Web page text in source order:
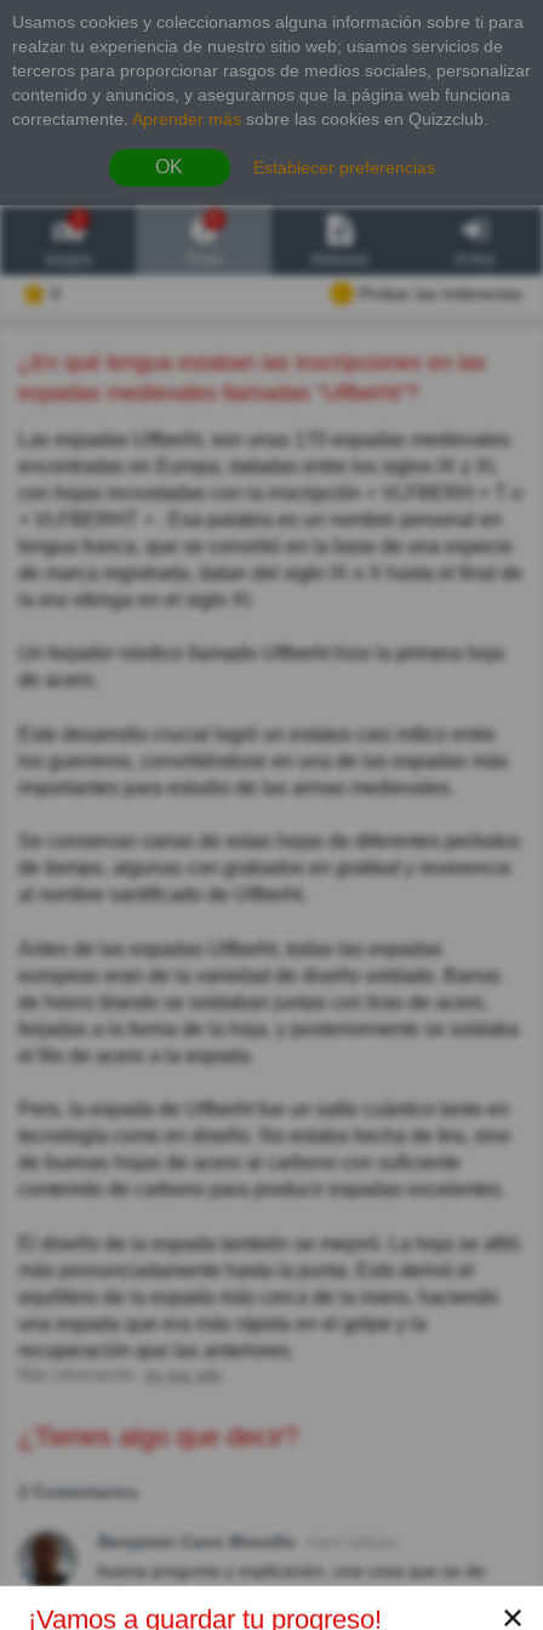
Usamos cookies y coleccionamos alguna información sobre ti para
realzar tu experiencia de nuestro sitio web; usamos servicios de
terceros para proporcionar rasgos de medios sociales, personalizar
contenido y anuncios, y asegurarnos que la página web funciona
correctamente. Aprender más sobre las cookies en Quizzclub.
OK Establecer preferencias
2
Probar las inderectas
¿En qué lengua estaban las inscripciones en las
espadas medievales llamadas "Ulfberht"?
Las espadas Ulfberht, son unas 170 espadas medievales
encontradas en Europa, datadas entre los siglos IX y XI,
con hojas incrustadas con la inscripción + VLFBERH + T o
+ VLFBERHT + . Esa palabra es un nombre personal en
lengua franca, que se convirtió en la base de una especie
de marca registrada, datan del siglo IX o X hasta el final de
la era vikinga en el siglo XI.
Un forjador nórdico llamado Ulfberht hizo la primera hoja
de acero.
Este desarrollo crucial logró un estatus casi mítico entre
los guerreros, convirtiéndose en una de las espadas más
importantes para estudio de las armas medievales.
Se conservan varias de estas hojas de diferentes períodos
de tiempo, algunas con grabados en gratitud y reverencia
al nombre santificado de Ulfberht.
Antes de las espadas Ulfberht, todas las espadas
europeas eran de la variedad de diseño soldado. Barras
de hierro blando se soldaban juntas con tiras de acero,
forjadas a la forma de la hoja, y posteriormente se soldaba
el filo de acero a la espada.
Pero, la espada de Ulfberht fue un salto cuántico tanto en
tecnología como en diseño. No estaba hecha de tira, sino
de buenas hojas de acero al carbono con suficiente
contenido de carbono para producir espadas excelentes.
El diseño de la espada también se mejoró. La hoja se afiló
más pronunciadamente hasta la punta. Esto derivó el
equilibrio de la espada más cerca de la mano, haciendo
una espada que era más rápida en el golpe y la
recuperación que las anteriores.
es.qaz.wiki
¿Tienes algo que decir?
2 Comentarios
Benjamin Cano Morcillo
buena pregunta y explicación, una cosa que se de
✕
¡Vamos a guardar tu progreso!